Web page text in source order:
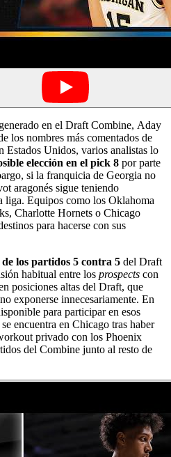
en el Draft Combine, Aday
los nombres más comentados de
Unidos, varios analistas lo
elección en el pick 8 por parte
si la franquicia de Georgia no
aragonés sigue teniendo
liga. Equipos como los Oklahoma
Charlotte Hornets o Chicago
para hacerse con sus
los partidos 5 contra 5 del Draft
habitual entre los prospects con
posiciones altas del Draft, que
exponerse innecesariamente. En
para participar en esos
encuentra en Chicago tras haber
privado con los Phoenix
del Combine junto al resto de